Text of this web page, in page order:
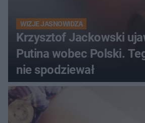
WIZJE JASNOWIDZA
Krzysztof Jackowski
Putina wobec Polski.
nie spodziewał